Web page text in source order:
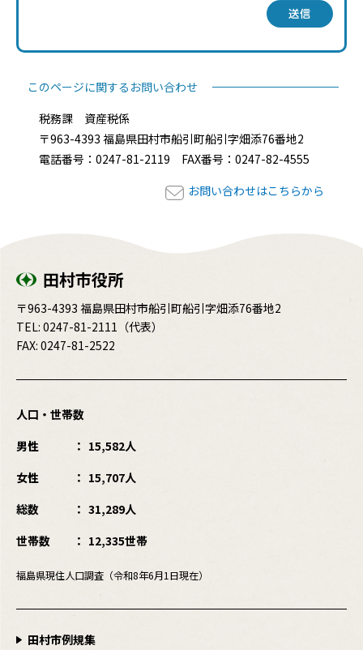
送信
このページに関するお問い合わせ
税務課 資産税係
〒963-4393 福島県田村市船引町船引字畑添76番地2
電話番号：0247-81-2119 FAX番号：0247-82-4555
お問い合わせはこちらから
田村市役所
〒963-4393 福島県田村市船引町船引字畑添76番地2
TEL: 0247-81-2111 （代表）
FAX: 0247-81-2522
人口・世帯数
男性
15,582人
女性
15,707人
総数
31,289人
世帯数
12,335世帯
福島県現住人口調査（令和8年6月1日現在）
田村市例規集